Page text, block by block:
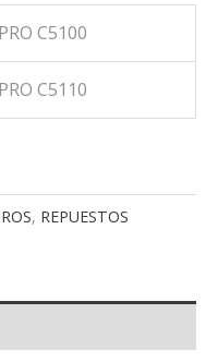
PRO C5100
PRO C5110
, REPUESTOS